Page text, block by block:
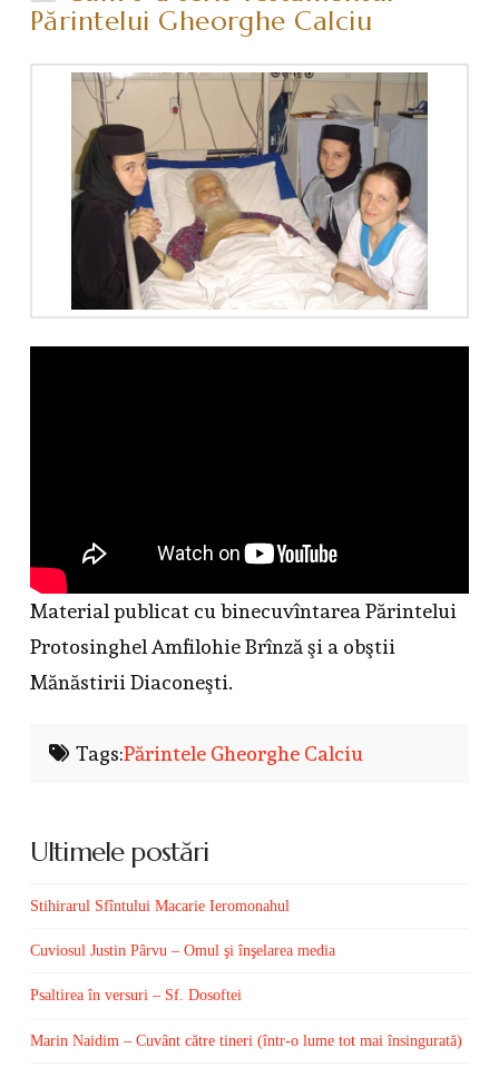
Părintelui Gheorghe Calciu
Material publicat cu binecuvîntarea Părintelui
Protosinghel Amfilohie Brînză şi a obştii
Mănăstirii Diaconeşti.
Tags:Părintele Gheorghe Calciu
Ultimele postări
Stihirarul Sfîntului Macarie Ieromonahul
Cuviosul Justin Pârvu – Omul şi înşelarea media
Psaltirea în versuri – Sf. Dosoftei
Marin Naidim – Cuvânt către tineri (într-o lume tot mai însingurată)